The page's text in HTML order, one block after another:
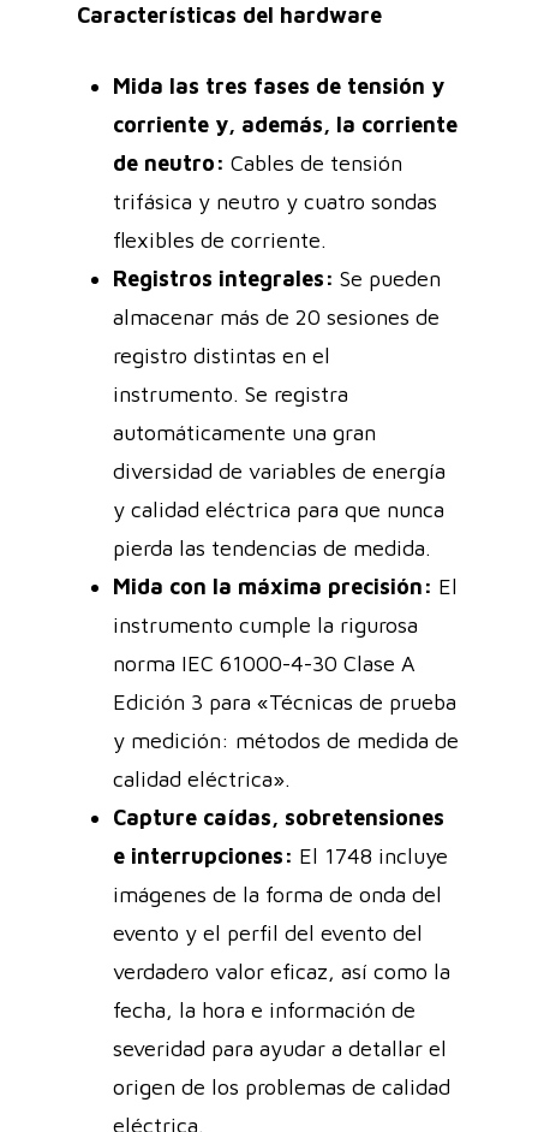
Características del hardware
Mida las tres fases de tensión y
corriente y, además, la corriente
de neutro: Cables de tensión
trifásica y neutro y cuatro sondas
flexibles de corriente.
Registros integrales: Se pueden
almacenar más de 20 sesiones de
registro distintas en el
instrumento. Se registra
automáticamente una gran
diversidad de variables de energía
y calidad eléctrica para que nunca
pierda las tendencias de medida.
Mida con la máxima precisión: El
instrumento cumple la rigurosa
norma IEC 61000-4-30 Clase A
Edición 3 para «Técnicas de prueba
y medición: métodos de medida de
calidad eléctrica».
Capture caídas, sobretensiones
e interrupciones: El 1748 incluye
imágenes de la forma de onda del
evento y el perfil del evento del
verdadero valor eficaz, así como la
fecha, la hora e información de
severidad para ayudar a detallar el
origen de los problemas de calidad
eléctrica.